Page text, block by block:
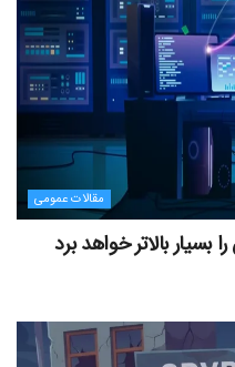
مقالات عمومی
بالاتر خواهد برد